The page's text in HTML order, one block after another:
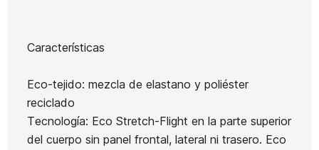
Características
Eco-tejido: mezcla de elastano y poliéster
reciclado
Tecnología: Eco Stretch-Flight en la parte superior
del cuerpo sin panel frontal, lateral ni trasero. Eco
Marca Roxy
Referencia
En stock 2 Artículos